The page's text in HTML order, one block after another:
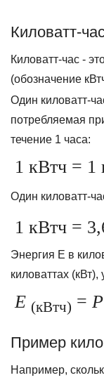
Киловатт-
Киловатт-час -
(обозначение
Один киловатт-
потребляемая
течение 1 часа:
1 кВтч = 1
Один киловатт-
1 кВтч =
Энергия E в
киловаттах
E (кВтч) = P
Пример
Например,